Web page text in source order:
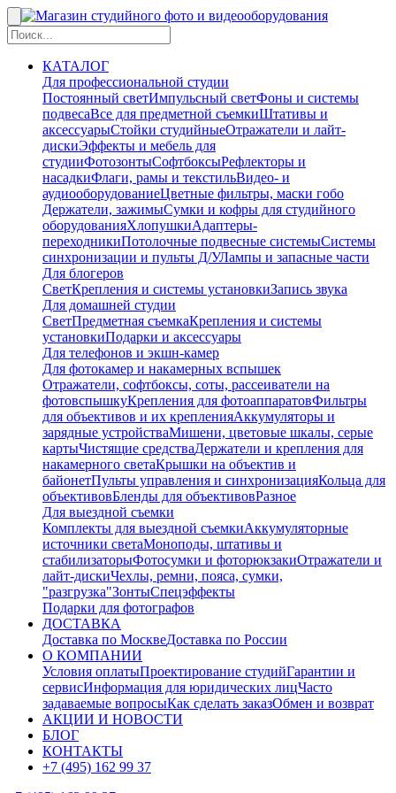
КАТАЛОГ
Для профессиональной студии
Постоянный светИмпульсный светФоны и системы
подвесаВсе для предметной съемкиШтативы и
аксессуарыСтойки студийныеОтражатели и лайт-
дискиЭффекты и мебель для
студииФотозонтыСофтбоксыРефлекторы и
насадкиФлаги, рамы и текстильВидео- и
аудиооборудованиеЦветные фильтры, маски гобо
Держатели, зажимыСумки и кофры для студийного
оборудованияХлопушкиАдаптеры-
переходникиПотолочные подвесные системыСистемы
синхронизации и пульты Д/УЛампы и запасные части
Для блогеров
СветКрепления и системы установкиЗапись звука
Для домашней студии
СветПредметная съемкаКрепления и системы
установкиПодарки и аксессуары
Для телефонов и экшн-камер
Для фотокамер и накамерных вспышек
Отражатели, софтбоксы, соты, рассеиватели на
фотовспышкуКрепления для фотоаппаратовФильтры
для объективов и их крепленияАккумуляторы и
зарядные устройстваМишени, цветовые шкалы, серые
картыЧистящие средстваДержатели и крепления для
накамерного светаКрышки на объектив и
байонетПульты управления и синхронизацияКольца для
объективовБленды для объективовРазное
Для выездной съемки
Комплекты для выездной съемкиАккумуляторные
источники светаМоноподы, штативы и
стабилизаторыФотосумки и фоторюкзакиОтражатели и
лайт-дискиЧехлы, ремни, пояса, сумки,
"разгрузка"ЗонтыСпецэффекты
Подарки для фотографов
ДОСТАВКА
Доставка по МосквеДоставка по России
О КОМПАНИИ
Условия оплатыПроектирование студийГарантии и
сервисИнформация для юридических лицЧасто
задаваемые вопросыКак сделать заказОбмен и возврат
АКЦИИ И НОВОСТИ
БЛОГ
КОНТАКТЫ
+7 (495) 162 99 37